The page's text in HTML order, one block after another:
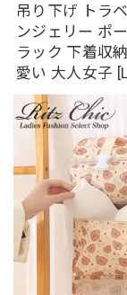
吊り下げ トラ
ンジェリー ポ
ラック 下着収
愛い 大人女子